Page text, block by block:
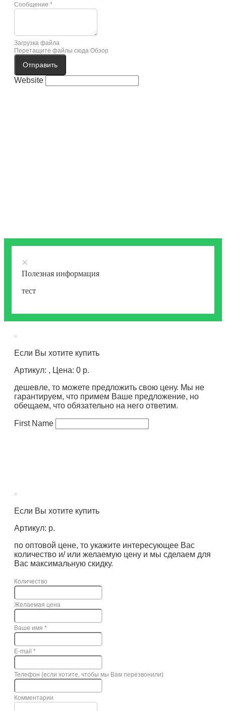
Сообщение *
Загрузка файла
Перетащите файлы сюда Обзор
Отправить
Website
×
Полезная информация
тест
×
Если Вы хотите купить
Артикул: , Цена: 0 р.
дешевле, то можете предложить свою цену. Мы не
гарантируем, что примем Ваше предложение, но
обещаем, что обязательно на него ответим.
First Name
×
Если Вы хотите купить
Артикул: р.
по оптовой цене, то укажите интересующее Вас
количество и/ или желаемую цену и мы сделаем для
Вас максимальную скидку.
Количество
Желаемая цена
Ваше имя *
E-mail *
Телефон (если хотите, чтобы мы Вам перезвонили)
Комментарии